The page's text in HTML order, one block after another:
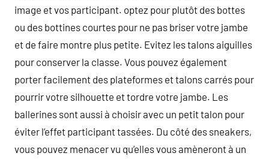
image et vos participant. optez pour plutôt des bottes
ou des bottines courtes pour ne pas briser votre jambe
et de faire montre plus petite. Evitez les talons aiguilles
pour conserver la classe. Vous pouvez également
porter facilement des plateformes et talons carrés pour
pourrir votre silhouette et tordre votre jambe. Les
ballerines sont aussi à choisir avec un petit talon pour
éviter l’effet participant tassées. Du côté des sneakers,
vous pouvez menacer vu qu’elles vous amèneront à un